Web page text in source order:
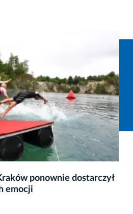
ponownie dostarczył
emocji